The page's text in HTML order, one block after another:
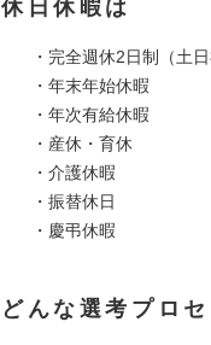
休日休暇は
・完全週休2日制（土日
・年末年始休暇
・年次有給休暇
・産休・育休
・介護休暇
・振替休日
・慶弔休暇
どんな選考プロ